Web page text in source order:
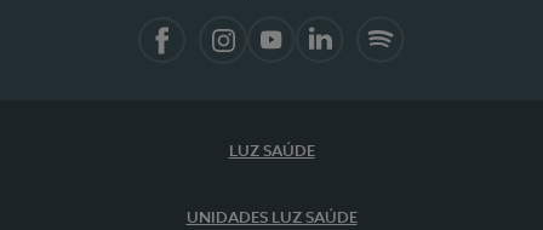
LUZ SAÚDE
UNIDADES LUZ SAÚDE